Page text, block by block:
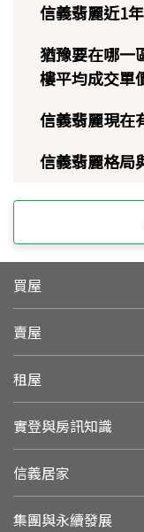
信義翡麗近1
猶豫要在哪一
樓平均成交單
信義翡麗現在
信義翡麗格局
買屋
賣屋
租屋
實登與房訊知識
信義居家
集團與永續發展